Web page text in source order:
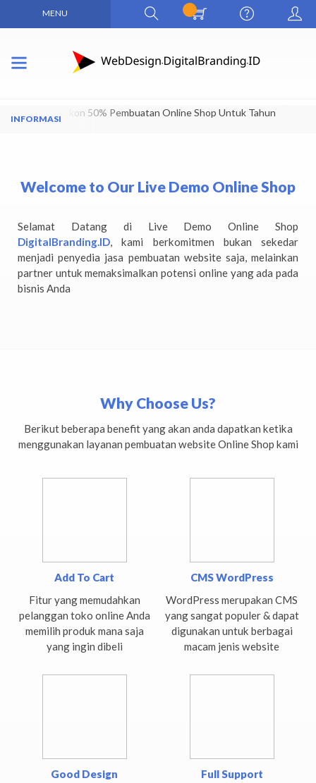
MENU
Dapatkan Diskon 50% Pembuatan Online Shop Untuk Tahun
Welcome to Our Live Demo Online Shop
Selamat Datang di Live Demo Online Shop
DigitalBranding.ID, kami berkomitmen bukan sekedar
menjadi penyedia jasa pembuatan website saja, melainkan
partner untuk memaksimalkan potensi online yang ada pada
bisnis Anda
Why Choose Us?
Berikut beberapa benefit yang akan anda dapatkan ketika
menggunakan layanan pembuatan website Online Shop kami
Add To Cart
Fitur yang memudahkan
pelanggan toko online Anda
memilih produk mana saja
yang ingin dibeli
CMS WordPress
WordPress merupakan CMS
yang sangat populer & dapat
digunakan untuk berbagai
macam jenis website
Good Design
Full Support